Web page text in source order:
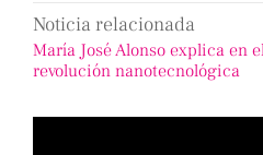
Noticia relacionada
María José Alonso explica en
revolución nanotecnológica